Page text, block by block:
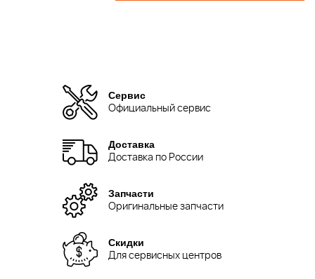
Сервис
Официальный сервис
Доставка
Доставка по России
Запчасти
Оригинальные запчасти
Скидки
Для сервисных центров